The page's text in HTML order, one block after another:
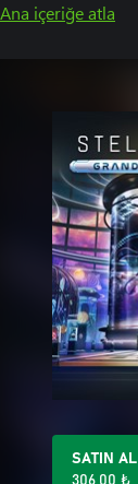
Ana içeriğe atla
SATIN AL
306,00 ₺